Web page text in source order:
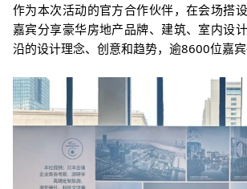
作为本次活动的官方合作伙伴，在会场搭
嘉宾分享豪华房地产品牌、建筑、室内设
沿的设计理念、创意和趋势，逾8600位嘉宾